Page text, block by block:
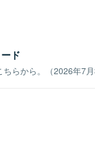
ド
らから。（2026年7月